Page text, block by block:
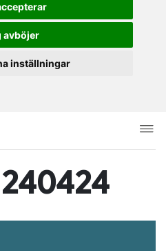
avböjer
inställningar